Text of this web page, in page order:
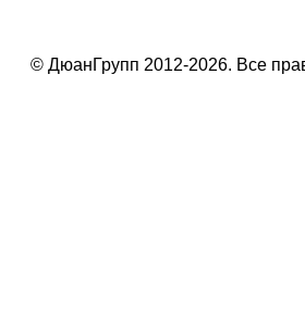
© ДюанГрупп 2012-2026. Все